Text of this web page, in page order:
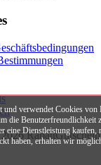
und verwendet Cookies von
die Benutzerfreundlichkeit
eine Dienstleistung kaufen,
haben, erhalten wir